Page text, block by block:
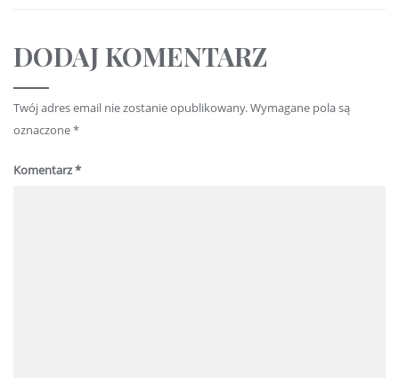
DODAJ KOMENTARZ
Twój adres email nie zostanie opublikowany.Wymagane pola są
oznaczone*
Komentarz*